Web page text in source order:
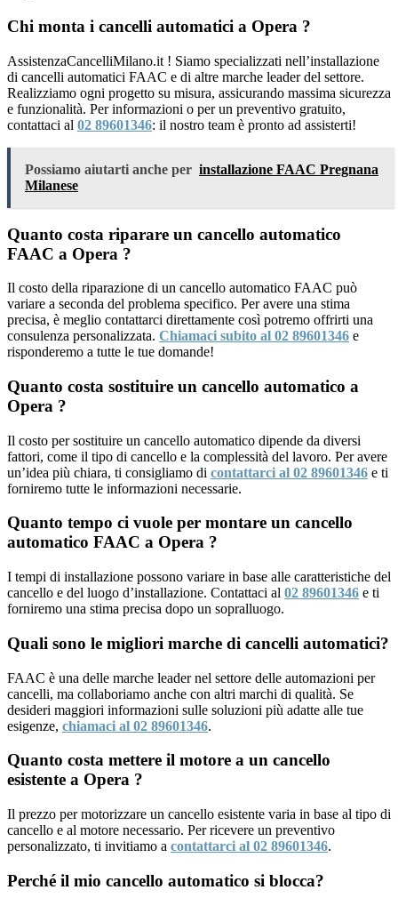
Chi monta i cancelli automatici a Opera ?
AssistenzaCancelliMilano.it ! Siamo specializzati nell’installazione
di cancelli automatici FAAC e di altre marche leader del settore.
Realizziamo ogni progetto su misura, assicurando massima sicurezza
e funzionalità. Per informazioni o per un preventivo gratuito,
contattaci al 02 89601346: il nostro team è pronto ad assisterti!
Possiamo aiutarti anche per installazione FAAC Pregnana
Milanese
Quanto costa riparare un cancello automatico
FAAC a Opera ?
Il costo della riparazione di un cancello automatico FAAC può
variare a seconda del problema specifico. Per avere una stima
precisa, è meglio contattarci direttamente così potremo offrirti una
consulenza personalizzata. Chiamaci subito al 02 89601346 e
risponderemo a tutte le tue domande!
Quanto costa sostituire un cancello automatico a
Opera ?
Il costo per sostituire un cancello automatico dipende da diversi
fattori, come il tipo di cancello e la complessità del lavoro. Per avere
un’idea più chiara, ti consigliamo di contattarci al 02 89601346 e ti
forniremo tutte le informazioni necessarie.
Quanto tempo ci vuole per montare un cancello
automatico FAAC a Opera ?
I tempi di installazione possono variare in base alle caratteristiche del
cancello e del luogo d’installazione. Contattaci al 02 89601346 e ti
forniremo una stima precisa dopo un sopralluogo.
Quali sono le migliori marche di cancelli automatici?
FAAC è una delle marche leader nel settore delle automazioni per
cancelli, ma collaboriamo anche con altri marchi di qualità. Se
desideri maggiori informazioni sulle soluzioni più adatte alle tue
esigenze, chiamaci al 02 89601346.
Quanto costa mettere il motore a un cancello
esistente a Opera ?
Il prezzo per motorizzare un cancello esistente varia in base al tipo di
cancello e al motore necessario. Per ricevere un preventivo
personalizzato, ti invitiamo a contattarci al 02 89601346.
Perché il mio cancello automatico si blocca?